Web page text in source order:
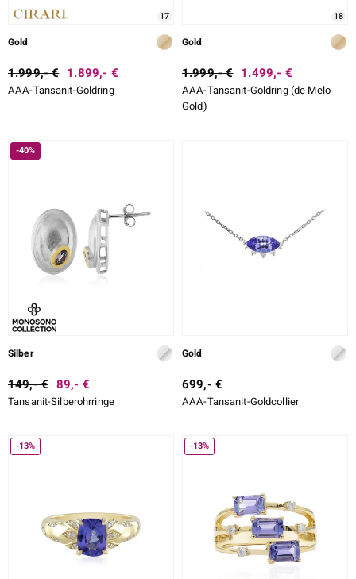
17
Gold
1.999,- € 1.899,- €
AAA-Tansanit-Goldring
18
Gold
1.999,- € 1.499,- €
AAA-Tansanit-Goldring (de Melo
Gold)
-40%
Silber
149,- € 89,- €
Tansanit-Silberohrringe
Gold
699,- €
AAA-Tansanit-Goldcollier
-13% -13%